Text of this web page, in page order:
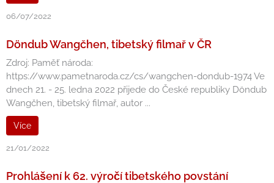
06/07/2022
Döndub Wangčhen, tibetský filmař v ČR
Zdroj: Paměť národa:
https://www.pametnaroda.cz/cs/wangchen-dondub-1974 Ve
dnech 21. - 25. ledna 2022 přijede do České republiky Döndub
Wangčhen, tibetský filmař, autor ...
Více
21/01/2022
Prohlášení k 62. výročí tibetského povstání